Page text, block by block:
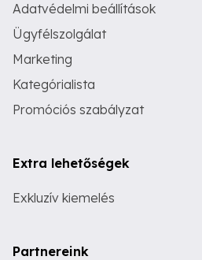
Adatvédelmi beállítások
Ügyfélszolgálat
Marketing
Kategórialista
Promóciós szabályzat
Extra lehetőségek
Exkluzív kiemelés
Partnereink